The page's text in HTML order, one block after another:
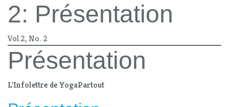
2: Présentation
Vol.2, No. 2
Présentation
L'Infolettre de YogaPartout